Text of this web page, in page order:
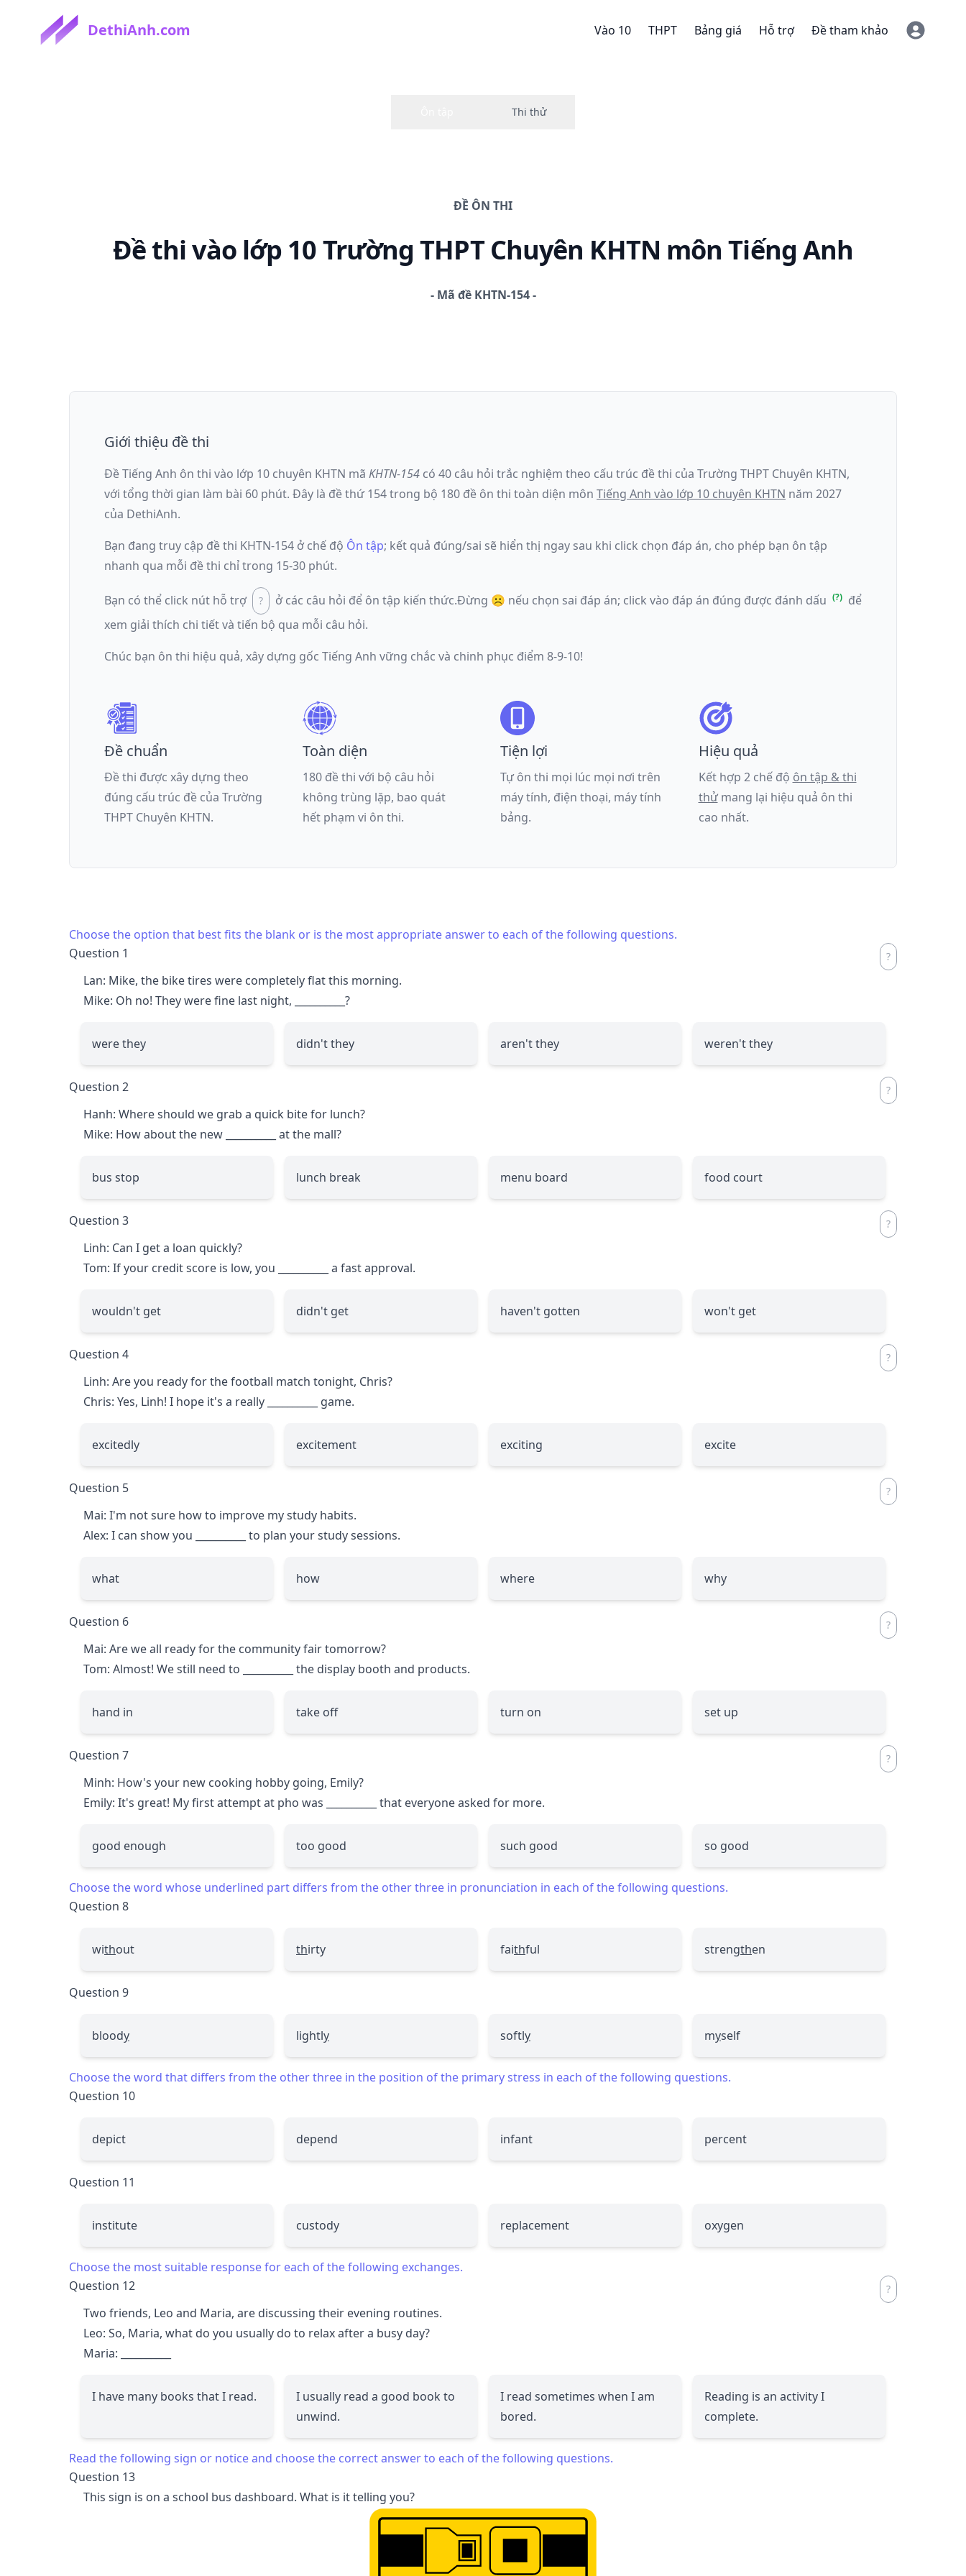
DethiAnh.com Vào 10 THPT Bảng giá Hỗ trợ Đề tham khảo
ĐỀ ÔN THI
Đề thivào lớp 10 Trường THPT Chuyên KHTN môn Tiếng Anh
- Mã đề KHTN-154
Giới thiệu đề thi
Đề Tiếng Anh ôn thi vào lớp 10 chuyên KHTN mã KHTN-154 có 40 câu hỏi trắc nghiệm theo cấu trúc đề thi của Trường THPT Chuyên KHTN,
với tổng thời gian làm bài 60 phút. Đây là đềthứ 154trong bộ 180 đề ôn thi toàn diện môn Tiếng Anh vào lớp 10 chuyên KHTN năm 2027
của DethiAnh.
Bạn đang truy cập đề thi KHTN-154 ở chế độ Ôn tập; kết quả đúng/sai sẽ hiển thị ngay sau khi click chọn đáp án, cho phép bạn ôn tập
nhanh qua mỗi đề thi chỉ trong 15-30 phút.
Bạn có thể click nút hỗ trợ ở các câu hỏi để ôn tập kiến thức.Đừng ☹️ nếu chọn sai đáp án; click vào đáp án đúng được đánh dấu
để
xem giải thích chi tiết và tiến bộ qua mỗi câu hỏi.
Chúc bạn ôn thi hiệu quả, xây dựng gốc Tiếng Anh vững chắc và chinh phục điểm 8-9-10!
Đề chuẩn
Đề thi được xây dựng theo
đúng cấu trúc đề của Trường
THPT Chuyên KHTN.
Toàn diện
180 đề thi với bộ câu hỏi
không trùng lặp, bao quát
hết phạm vi ôn thi.
Tiện lợi
Tự ôn thi mọi lúc mọi nơi trên
máy tính, điện thoại, máy tính
bảng.
Hiệu quả
Kết hợp 2 chế độ ôn tập & thi
thửmang lại hiệu quả ôn thi
cao nhất.
Choose the option that best fits the blank or is the most appropriate answer to each of the following questions.
Question 1
Lan: Mike, the bike tires were completely flat this morning.
Mike: Oh no! They were fine last night,
?
were they didn't they aren't they weren't they
Question 2
Hanh: Where should we grab a quick bite for lunch?
Mike: How about the new
at the mall?
bus stop lunch break menu board food court
Question 3
Linh: Can I get a loan quickly?
Tom: If your credit score is low, you
a fast approval.
wouldn't get didn't get haven't gotten won't get
Question 4
Linh: Are you ready for the football match tonight, Chris?
Chris: Yes, Linh! I hope it's a really
game.
excitedly excitement exciting excite
Question 5
Mai: I'm not sure how to improve my study habits.
Alex: I can show you
to plan your study sessions.
what how where why
Question 6
Mai: Are we all ready for the community fair tomorrow?
Tom: Almost! We still need to
the display booth and products.
hand in take off turn on set up
Question 7
Minh: How's your new cooking hobby going, Emily?
Emily: It's great! My first attempt at pho was
that everyone asked for more.
good enough too good such good so good
Choose the word whose underlined part differs from the other three in pronunciation in each of the following questions.
Question 8
without thirty faithful strengthen
Question 9
bloody lightly softly myself
Choose the word that differs from the other three in the position of the primary stress in each of the following questions.
Question 10
depict depend infant percent
Question 11
institute custody replacement oxygen
Choose the most suitable response for each of the following exchanges.
Question 12
Two friends, Leo and Maria, are discussing their evening routines.
Leo: So, Maria, what do you usually do to relax after a busy day?
Maria:
I have many books that I read.
I usually read a good book to
unwind.
I read sometimes when I am
bored.
Reading is an activity I
complete.
Read the following sign or notice and choose the correct answer to each of the following questions.
Question 13
This sign is on a school bus dashboard. What is it telling you?